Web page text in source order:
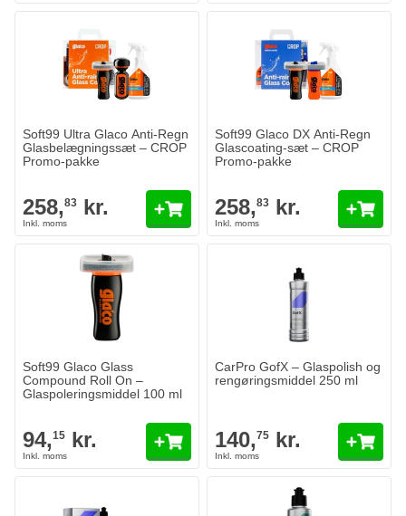
Soft99 Ultra Glaco Anti-Regn
Glasbelægningssæt – CROP
Promo-pakke
258,83 kr.
Soft99 Glaco DX Anti-Regn
Glascoating-sæt – CROP
Promo-pakke
258,83 kr.
Soft99 Glaco Glass
Compound Roll On –
Glaspoleringsmiddel 100 ml
94,15 kr.
CarPro GofX – Glaspolish og
rengøringsmiddel 250 ml
140,75 kr.